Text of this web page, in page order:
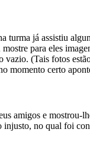
turma já assistiu
para eles
(Tais fotos
momento certo
amigos e
no qual foi